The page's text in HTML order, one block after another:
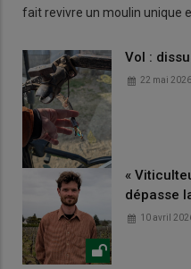
fait revivre un moulin unique
Vol :
22 mai 2026
«
dépasse
10 avril